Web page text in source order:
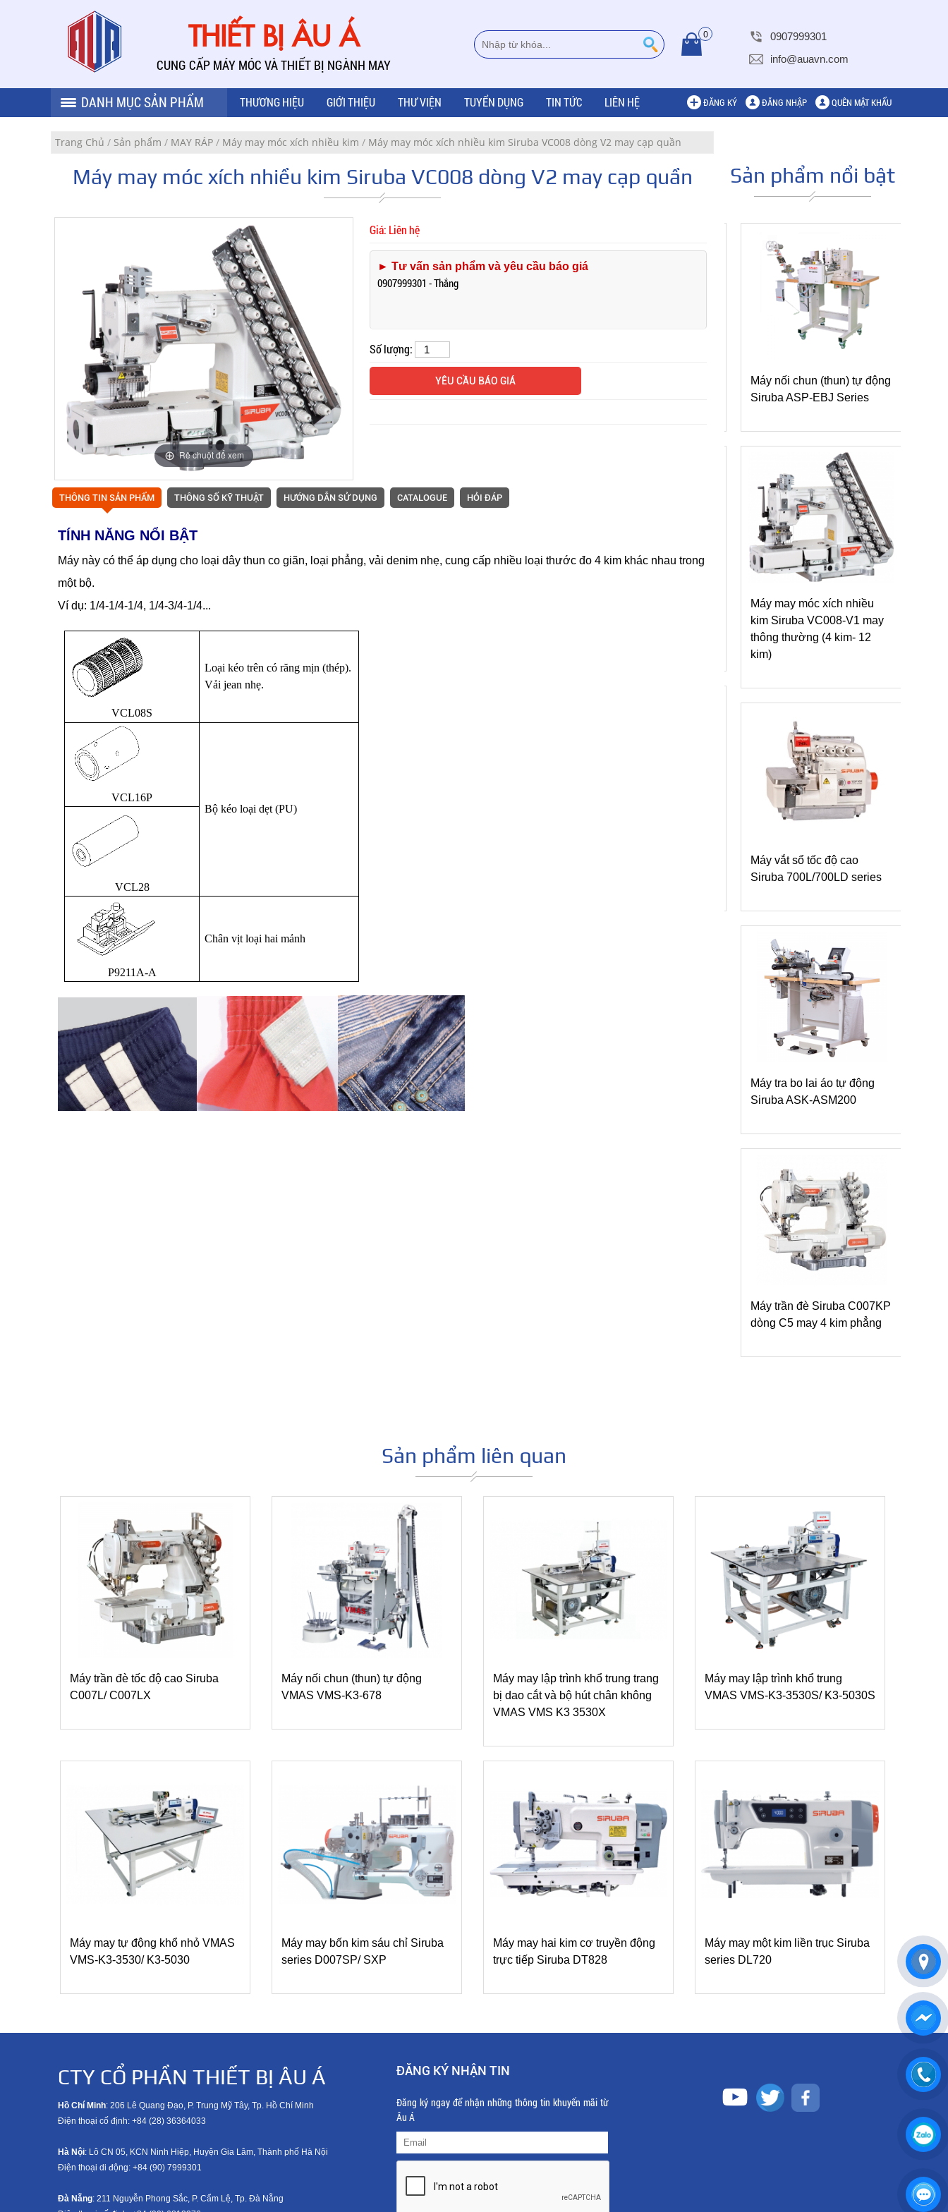
THIẾT BỊ ÂU Á
CUNG CẤP MÁY MÓC VÀ THIẾT BỊ NGÀNH MAY
0
0907999301
info@auavn.com
DANH MỤC SẢN PHẨM THƯƠNG HIỆU GIỚI THIỆU THƯ VIỆN TUYỂN DỤNG TIN TỨC LIÊN HỆ ĐĂNG KÝ ĐĂNG NHẬP QUÊN MẬT KHẨU
Trang Chủ / Sản phẩm / MAY RÁP / Máy may móc xích nhiều kim / Máy may móc xích nhiều kim Siruba VC008 dòng V2 may cạp quần
Máy may móc xích nhiều kim Siruba VC008 dòng V2 may cạp quần
Rê chuột để xem
Giá: Liên hệ
► Tư vấn sản phẩm và yêu cầu báo giá
0907999301 - Thắng
Số lượng:
YÊU CẦU BÁO GIÁ
THÔNG TIN SẢN PHẨM THÔNG SỐ KỸ THUẬT HƯỚNG DẪN SỬ DỤNG CATALOGUE HỎI ĐÁP
TÍNH NĂNG NỔI BẬT
Máy này có thể áp dụng cho loại dây thun co giãn, loại phẳng, vải denim nhẹ, cung cấp nhiều loại thước đo 4 kim khác nhau trong
một bộ.
Ví dụ: 1/4-1/4-1/4, 1/4-3/4-1/4...
VCL08S
Loại kéo trên có răng mịn (thép).
Vải jean nhẹ.
VCL16P
Bộ kéo loại dẹt (PU)
VCL28
P9211A-A
Chân vịt loại hai mảnh
Sản phẩm nổi bật
máy vắt sổ Siruba
Máy nối chun (thun) tự động
Siruba ASP-EBJ Series
Máy may móc xích nhiều
kim Siruba VC008-V1 may
thông thường (4 kim- 12
kim)
Máy vắt sổ tốc độ cao
Siruba 700L/700LD series
Máy tra bo lai áo tự động
Siruba ASK-ASM200
Máy trần đè Siruba C007KP
dòng C5 may 4 kim phẳng
Sản phẩm liên quan
Máy trần đè tốc độ cao Siruba
C007L/ C007LX
Máy nối chun (thun) tự động
VMAS VMS-K3-678
Máy may lập trình khổ trung trang
bị dao cắt và bộ hút chân không
VMAS VMS K3 3530X
Máy may lập trình khổ trung
VMAS VMS-K3-3530S/ K3-5030S
Máy may tự động khổ nhỏ VMAS
VMS-K3-3530/ K3-5030
Máy may bốn kim sáu chỉ Siruba
series D007SP/ SXP
Máy may hai kim cơ truyền động
trực tiếp Siruba DT828
Máy may một kim liền trục Siruba
series DL720
CTY CỔ PHẦN THIẾT BỊ ÂU Á
Hồ Chí Minh: 206 Lê Quang Đạo, P. Trung Mỹ Tây, Tp. Hồ Chí Minh
Điện thoại cố định: +84 (28) 36364033
Hà Nội: Lô CN 05, KCN Ninh Hiệp, Huyện Gia Lâm, Thành phố Hà Nội
Điện thoại di động: +84 (90) 7999301
Đà Nẵng: 211 Nguyễn Phong Sắc, P. Cẩm Lệ, Tp. Đà Nẵng
ĐĂNG KÝ NHẬN TIN
Đăng ký ngay để nhận những thông tin khuyến mãi từ
Âu Á